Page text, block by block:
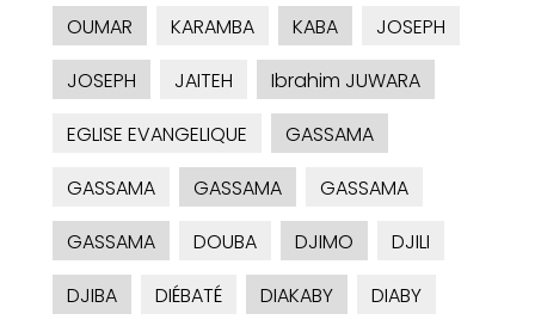
OUMAR
KARAMBA KABA
JOSEPH
JOSEPH
JAITEH
Ibrahim JUWARA
EGLISE EVANGELIQUE
GASSAMA
GASSAMA
GASSAMA
GASSAMA
GASSAMA
DOUBA DJIMO
DJILI
DJIBA
DIÉBATÉ DIAKABY
DIABY